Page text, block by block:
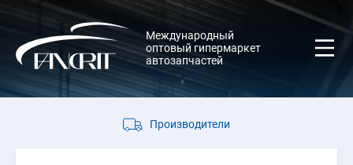
Международный
оптовый гипермаркет
автозапчастей
Производители